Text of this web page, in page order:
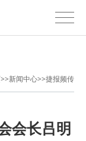
>>新闻中心>>捷报频传
会长吕明